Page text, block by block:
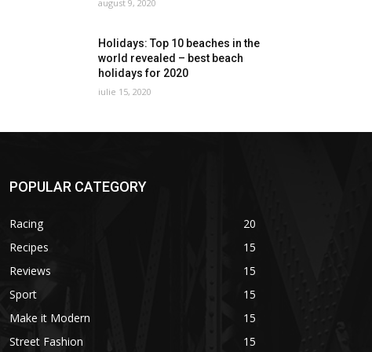
august 9, 2020
Holidays: Top 10 beaches in the
world revealed – best beach
holidays for 2020
iulie 15, 2020
POPULAR CATEGORY
Racing
20
Recipes
15
Reviews
15
Sport
15
Make it Modern
15
Street Fashion
15